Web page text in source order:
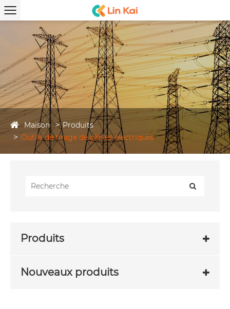
Maison
Produits
Outils de tirage de câbles électriques
Produits
Nouveaux produits